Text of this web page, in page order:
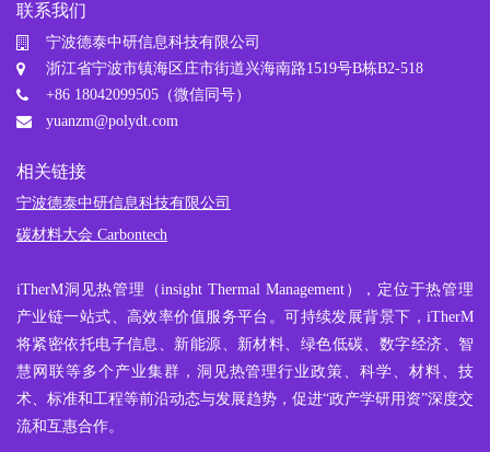
联系我们
宁波德泰中研信息科技有限公司
浙江省宁波市镇海区庄市街道兴海南路1519号B栋B2-518
+86 18042099505（微信同号）
yuanzm@polydt.com
相关链接
宁波德泰中研信息科技有限公司
碳材料大会 Carbontech
iTherM洞见热管理
（insight Thermal Management），定位于热管理
产业链一站式、高效率价值服务平台。可持续发展背景下，iTherM
将紧密依托电子信息、新能源、新材料、绿色低碳、数字经济、智
慧网联等多个产业集群，洞见热管理行业政策、科学、材料、技
术、标准和工程等前沿动态与发展趋势，促进“政产学研用资”深度交
流和互惠合作。